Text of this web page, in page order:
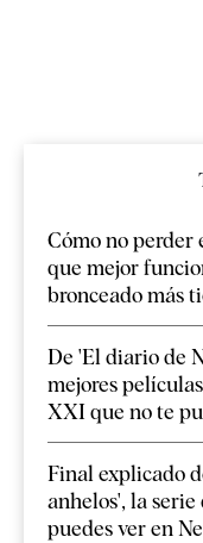
Cómo no perder
que mejor
bronceado más
De 'El diario de
mejores
XXI que no te
Final explicado
anhelos', la
puedes ver en